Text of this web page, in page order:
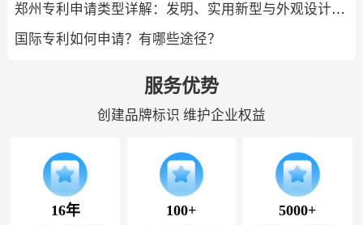
郑州专利申请类型详解：发明、实用新型与外观设计专利特点
国际专利如何申请？有哪些途径？
服务优势
创建品牌标识 维护企业权益
16年 100+ 5000+